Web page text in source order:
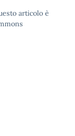
articolo è